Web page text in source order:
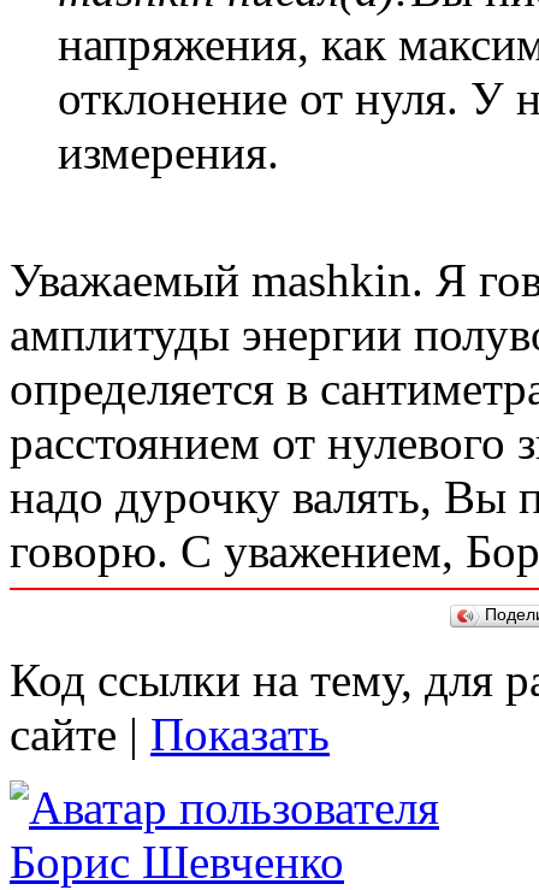
напряжения, как
отклонение от нуля. У
измерения.
Уважаемый mashkin. Я
амплитуды энергии
определяется в
расстоянием от нулевого
надо дурочку валять, Вы
говорю. С уважением,
Код ссылки на тему, для
сайте | Показать
Борис Шевченко